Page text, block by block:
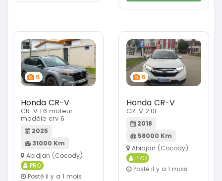
6
Honda CR-V
CR-V 1.6 moteur
modèle crv 6
2025
31000 Km
Abidjan (Cocody)
PRO
Posté il y a 1 mois
6
Honda CR-V
CR-V 2.0L
2018
58000 Km
Abidjan (Cocody)
PRO
Posté il y a 1 mois